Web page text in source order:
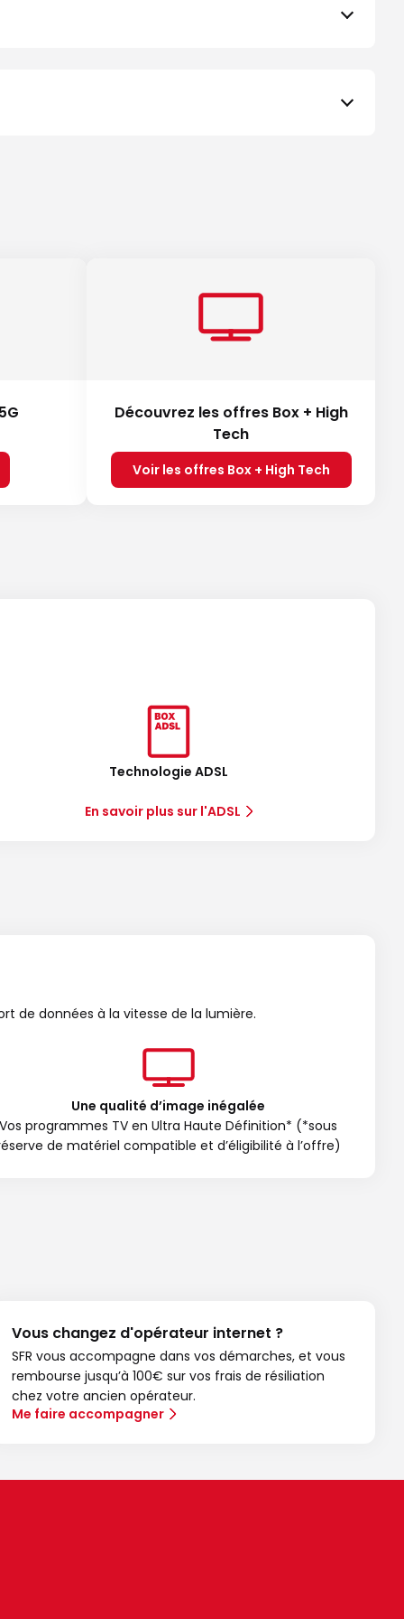
Découvrez les offres Box + High
Tech
Voir les offres Box + High Tech
Technologie ADSL
En savoir plus sur l'ADSL
de données à la vitesse de la lumière.
Une qualité d’image inégalée
Vos programmes TV en Ultra Haute Définition* (*sous
de matériel compatible et d’éligibilité à l’offre)
Vous changez d'opérateur internet ?
SFR vous accompagne dans vos démarches, et vous
rembourse jusqu’à 100€ sur vos frais de résiliation
chez votre ancien opérateur.
Me faire accompagner